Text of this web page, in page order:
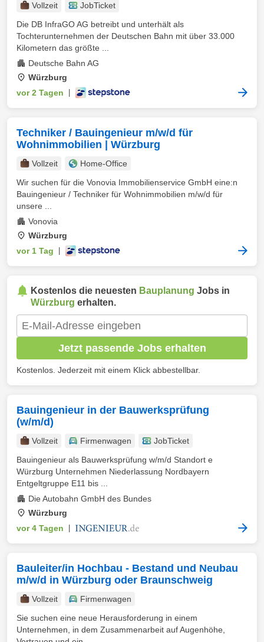
Vollzeit
JobTicket
Die DB InfraGO AG betreibt und unterhält als
Tochterunternehmen der Deutschen Bahn mit über 33.000
Kilometern das größte ...
Deutsche Bahn AG
Würzburg
vor 2 Tagen
Techniker / Bauingenieur m/w/d für
Wohnimmobilien | Würzburg
Vollzeit
Home-Office
Wir suchen für die Vonovia Immobilienservice GmbH eine:n
Bauingenieur / Techniker für Wohnimmobilien m/w/d für
unsere ...
Vonovia
Würzburg
vor 1 Tag
Kostenlos die neuesten Bauplanung Jobs in
Würzburg erhalten.
Jetzt passende Jobs erhalten
Kostenlos. Jederzeit mit einem Klick abbestellbar.
Bauingenieur in der Bauwerksprüfung
(w/m/d)
Vollzeit Firmenwagen
JobTicket
Bauingenieur als Bauwerksprüfung w/m/d Standort e
Würzburg Unternehmen Niederlassung Nordbayern
Entgeltgruppe E11 bis ...
Die Autobahn GmbH des Bundes
Würzburg
vor 4 Tagen
Bauleiter/in Hochbau - Bestand und Neubau
m/w/d in Würzburg oder Braunschweig
Vollzeit
Firmenwagen
Sie suchen eine neue Herausforderung in einem
Unternehmen, in dem Zusammenarbeit auf Augenhöhe,